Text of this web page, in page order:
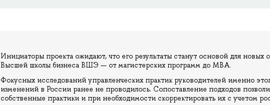
Инициаторы проекта ожидают, что его результаты станут основой для новых
Высшей школы бизнеса ВШЭ — от магистерских программ до MBA.
Фокусных исследований управленческих практик руководителей именно
изменений в России ранее не проводилось. Сопоставление подходов
собственные практики и при необходимости скорректировать их с учетом